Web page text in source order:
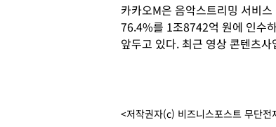
카카오M은 음악스트리밍 서비
76.4%를 1조8742억 원에 인수
앞두고 있다. 최근 영상 콘텐츠
<저작권자(c) 비즈니스포스트 무단전